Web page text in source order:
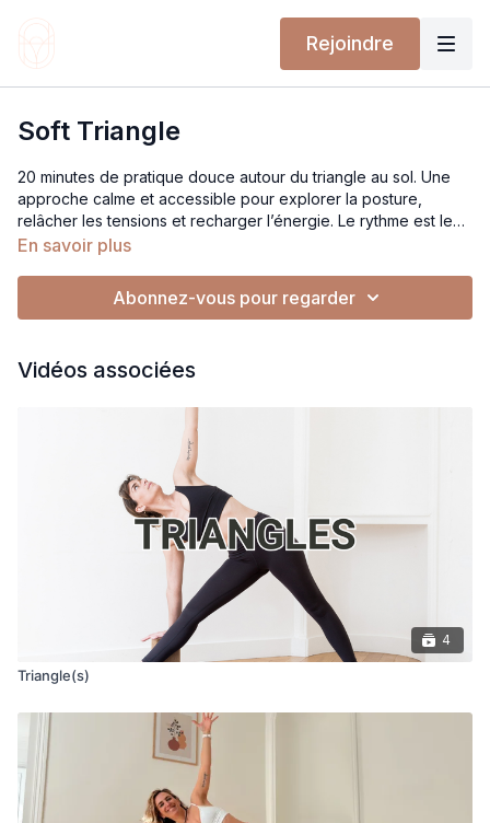
Rejoindre
Soft Triangle
20 minutes de pratique douce autour du triangle au sol. Une
approche calme et accessible pour explorer la posture,
relâcher les tensions et recharger l’énergie. Le rythme est lent,
les mouvements simples et progressifs pour laisser le corps
En savoir plus
Abonnez-vous pour regarder
Vidéos associées
4
Triangle(s)